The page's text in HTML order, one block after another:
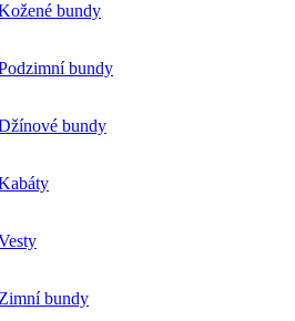
bundy
bundy
bundy
Zimní bundy